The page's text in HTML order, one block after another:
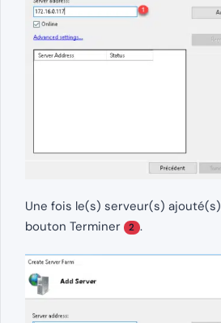
Une fois le(s) serveur(s) ajouté(s)
bouton Terminer
2 .